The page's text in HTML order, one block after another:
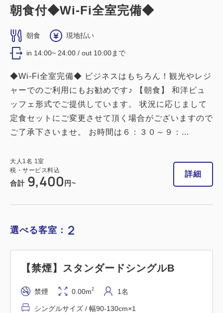
朝食付◆Wi-Fi全室完備◆
朝食 現地払い
in 14:00~ 24:00 / out 10:00まで
◆Wi-Fi全室完備◆ ビジネスはもちろん！観光やレジ
ャーでのご利用にもお勧めです♪ 【朝食】 和洋ビュ
ッフェ形式でご提供しています。 状況に応じまして
定食セットにご変更させて頂く場合がございますので
ご了承下さいませ。 お時間は６：３０～９：...
大人 1 名 1 室
税・サービス料込
合計 9,400円~
詳細
選べる客室： 2
【禁煙】スタンダードシングルB
禁煙 0.00m2 1名
シングルサイズ / 幅90-130cm×1